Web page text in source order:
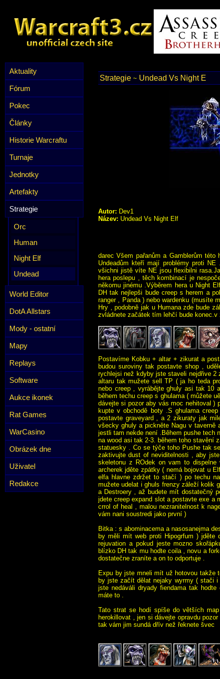
Aktuality
Fórum
Pokec
Články
Historie Warcraftu
Turnaje
Jednotky
Artefakty
Strategie
Orc
Human
Night Elf
Undead
World Editor
DotA Allstars
Mody - ostatní
Mapy
Replays
Software
Aukce ikonek
Rat Games
WarCasino
Obrázek dne
Uživatel
Redakce
Strategie ~ Undead Vs Night E
Autor: Dev1
Název: Undead Vs Night Elf
darec Všem pařanům a Gamblerům
Undeadům kteří mají problémy proti
všichni jistě víte NE jsou flexibilni
hera poslepu , těch kombinací je
někomu jinému .Výběrem hera u Night
DH tak nejlepši bude creep s herem a
ranger , Panda ) nebo wardenku (musíte
Hry , podobně jak u Humana zde bude
zvládnete začátek tím lehčí bude
Postavíme Kobku + altar + zikurat a
budou suroviny tak postavte shop ,
rychlejsi než kdyby jste staveli nejdřive
altaru tak mužete sell TP ( ja ho teda
nebo creep , vyrábějte ghuly asi tak 10
během techu creep s ghulama ( můžete
dávejte si pozor aby vás moc nehitoval )
kupte v obchodě boty .S ghulama
postavte graveyard , a 2 zikuraty jak
všecky ghuly a pickněte Nagu v taverně
jestli tam nekde není .Během pushe tech
na wood asi tak 2-3. během toho stavění
statuesky . Co se týče toho Pushe tak
zaktivujte dust of neviditelnosti , aby
skeletonu z ROdek on vam to
archerek jděte zpátky ( nemá bojovat u
elfa hlavne zdržet to stačí ) po techu
mužete udelat i ghuls frenzy záleží kolik
a Destroery , až budete mít dostatečný
jdete creep expand slot a postavte exe a
crrol of heal , malou nezranitelnost k
vám nani soustredi jako první )
Bitka : s abominacema a nasosanejma
by měli mít web proti Hipogrfum ) jděte
rejuvation a pokud jeste mozno
blízko DH tak mu hodte coila , novu a
dostatečne zraníte a on to odportuje .
Expu by jste mneli mít už hotovou takže
by jste začít dělat nejaky wyrmy ( stači
jste nedáváli dryady fiendama tak
máte to .
Tato strat se hodí spíše do větších
herokillovat , jen si dávejte opravdu
tak vám jim sundá dřív než řeknete švec